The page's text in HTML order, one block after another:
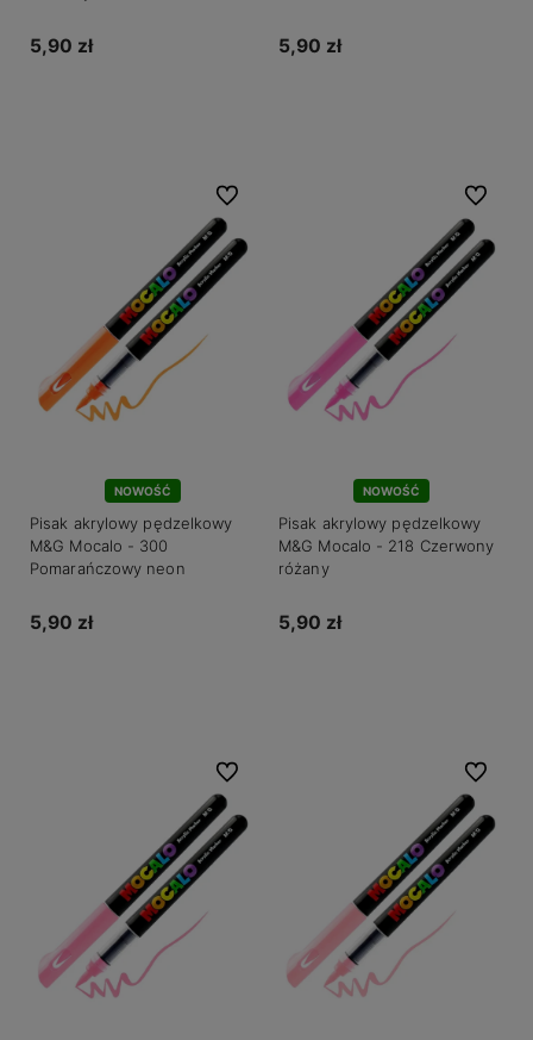
5,90 zł 5,90 zł
NOWOŚĆ
Pisak akrylowy pędzelkowy
M&G Mocalo - 300
Pomarańczowy neon
5,90 zł
Do ulubionych
NOWOŚĆ
Pisak akrylowy pędzelkowy
M&G Mocalo - 218 Czerwony
różany
5,90 zł
Do
Do ulubionych Do